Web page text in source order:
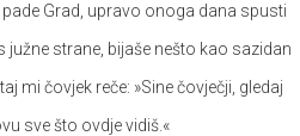
Grad, upravo onoga dana spusti
strane, bijaše nešto kao sazidan
I taj mi čovjek reče: »Sine čovječji, gledaj
sve što ovdje vidiš.«